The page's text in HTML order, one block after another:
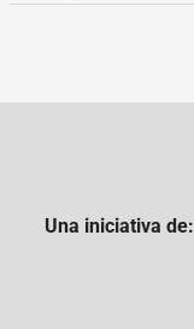
Una iniciativa de: